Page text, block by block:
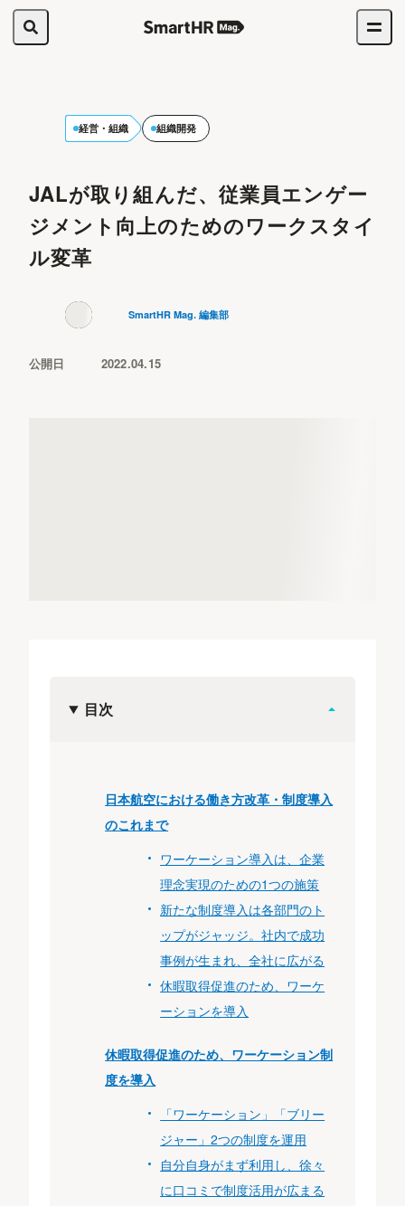
経営・組織 組織開発
JALが取り組んだ、従業員エンゲー
ジメント向上のためのワークスタイ
ル変革
SmartHR Mag. 編集部
公開日 2022.04.15
目次
日本航空における働き方改革・制度導入
のこれまで
ワーケーション導入は、企業
理念実現のための1つの施策
新たな制度導入は各部門のト
ップがジャッジ。社内で成功
事例が生まれ、全社に広がる
休暇取得促進のため、ワーケ
ーションを導入
休暇取得促進のため、ワーケーション制
度を導入
「ワーケーション」「ブリー
ジャー」2つの制度を運用
自分自身がまず利用し、徐々
に口コミで制度活用が広まる